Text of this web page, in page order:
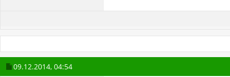
09.12.2014, 04:54